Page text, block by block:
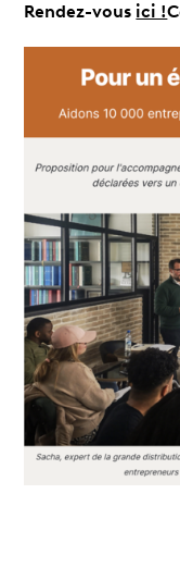
Rendez-vous ici !